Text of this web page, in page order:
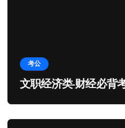
考公
文职经济类-财经必背